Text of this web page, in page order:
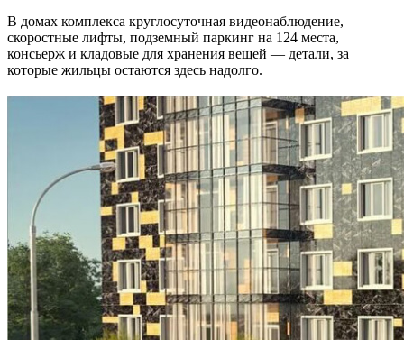
В домах комплекса круглосуточная видеонаблюдение,
скоростные лифты, подземный паркинг на 124 места,
консьерж и кладовые для хранения вещей — детали, за
которые жильцы остаются здесь надолго.